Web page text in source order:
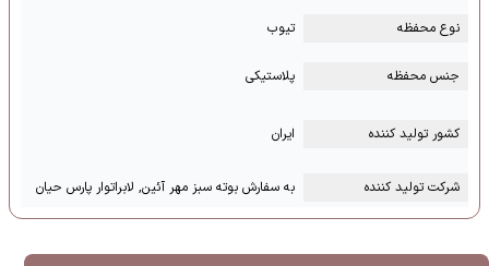
نوع محفظه تیوب
جنس محفظه پلاستیکی
کشور تولید کننده ایران
شرکت تولید کننده به سفارش بوته سبز مهر آئین, لابراتوار پارس حیان